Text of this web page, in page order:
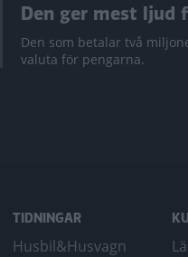
Den ger mest ljud
Den som betalar två
valuta för pengarna.
TIDNINGAR
Husbil&Husvagn